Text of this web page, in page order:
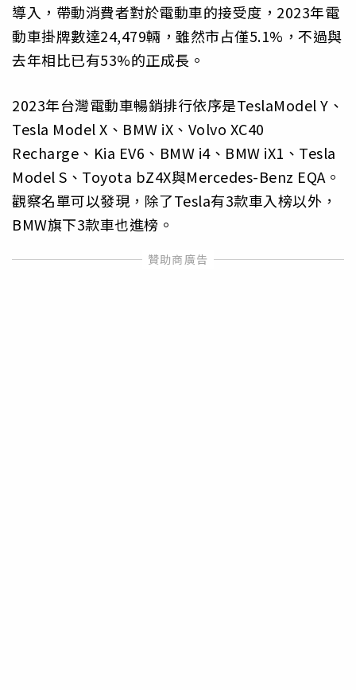
導入，帶動消費者對於電動車的接受度，2023年電
動車掛牌數達24,479輛，雖然市占僅5.1%，不過與
去年相比已有53%的正成長。
2023年台灣電動車暢銷排行依序是TeslaModel Y、
Tesla Model X、BMW iX、Volvo XC40
Recharge、Kia EV6、BMW i4、BMW iX1、Tesla
Model S、Toyota bZ4X與Mercedes-Benz EQA。
觀察名單可以發現，除了Tesla有3款車入榜以外，
BMW旗下3款車也進榜。